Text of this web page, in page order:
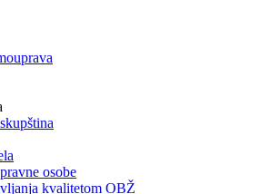
osobe
kvalitetom OBŽ